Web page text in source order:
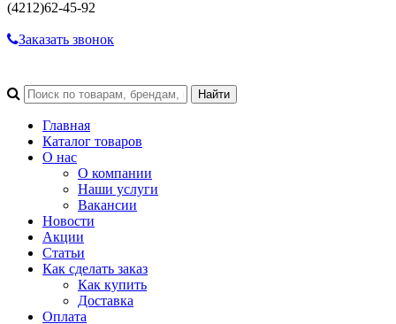
(4212)62-45-92
Заказать звонок
Главная
Каталог товаров
О нас
О компании
Наши услуги
Вакансии
Новости
Акции
Статьи
Как сделать заказ
Как купить
Доставка
Оплата